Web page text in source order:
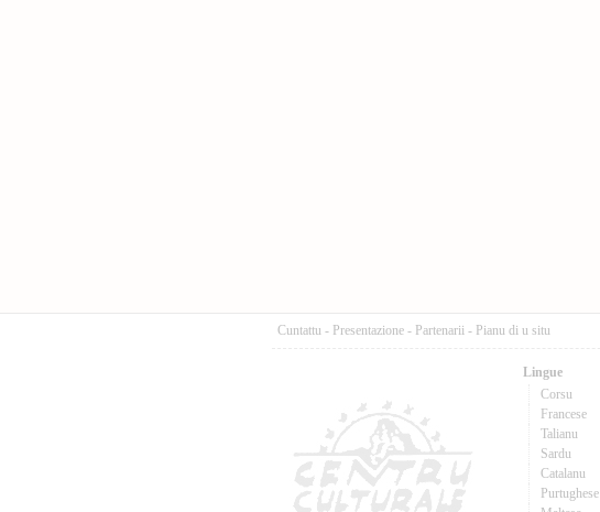
Cuntattu - Presentazione - Partenarii - Pianu di u situ
Lingue
Corsu
Francese
Talianu
Sardu
Catalanu
Purtughese